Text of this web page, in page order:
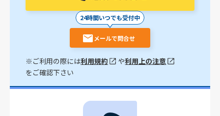
24時間いつでも受付中
メールで問合せ
※ご利用の際には利用規約 や利用上の注意
をご確認下さい